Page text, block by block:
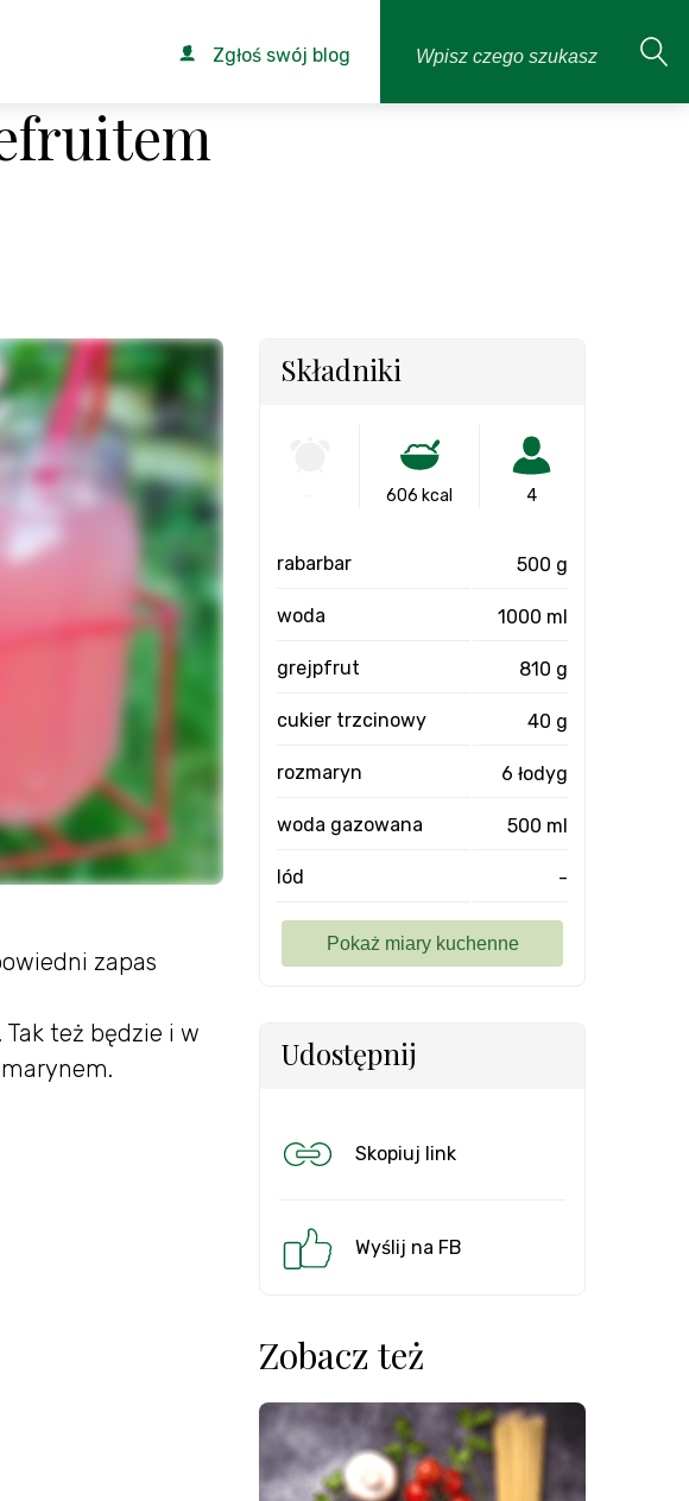
Zgłoś swój blog
zapas
też będzie i w
Składniki
606 kcal 4
rabarbar 500 g
woda 1000 ml
grejpfrut 810 g
cukier trzcinowy 40 g
rozmaryn 6 łodyg
woda gazowana 500 ml
lód -
Udostępnij
Skopiuj link
Wyślij na FB
Zobacz też